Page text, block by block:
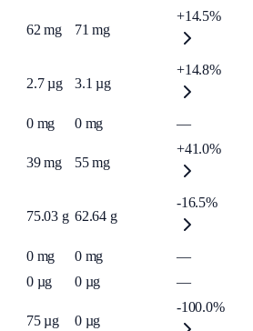
62 mg 71 mg
+14.5%
2.7 µg 3.1 µg
+14.8%
0 mg 0 mg —
39 mg 55 mg
+41.0%
75.03 g 62.64 g
-16.5%
0 mg 0 mg
—
0 µg 0 µg —
75 µg 0 µg
-100.0%